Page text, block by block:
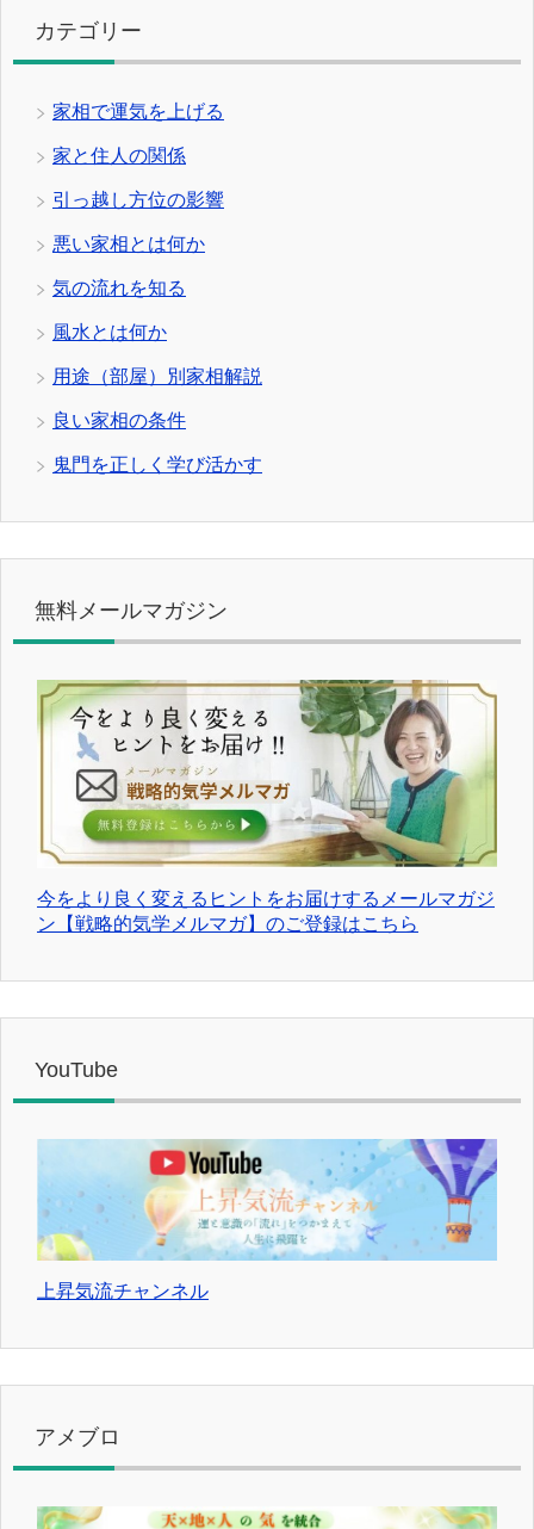
カテゴリー
家相で運気を上げる
家と住人の関係
引っ越し方位の影響
悪い家相とは何か
気の流れを知る
風水とは何か
用途（部屋）別家相解説
良い家相の条件
鬼門を正しく学び活かす
無料メールマガジン
今をより良く変えるヒントをお届けするメールマガジ
ン【戦略的気学メルマガ】のご登録はこちら
YouTube
上昇気流チャンネル
アメブロ